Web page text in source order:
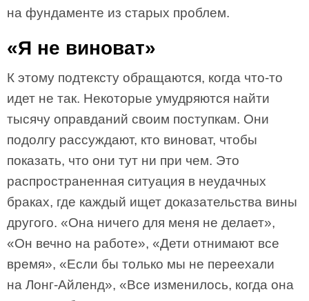
на фундаменте из старых проблем.
«Я не виноват»
К этому подтексту обращаются, когда что-то
идет не так. Некоторые умудряются найти
тысячу оправданий своим поступкам. Они
подолгу рассуждают, кто виноват, чтобы
показать, что они тут ни при чем. Это
распространенная ситуация в неудачных
браках, где каждый ищет доказательства вины
другого. «Она ничего для меня не делает»,
«Он вечно на работе», «Дети отнимают все
время», «Если бы только мы не переехали
на Лонг-Айленд», «Все изменилось, когда она